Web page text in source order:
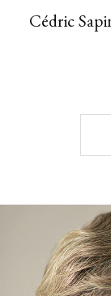
Cédric